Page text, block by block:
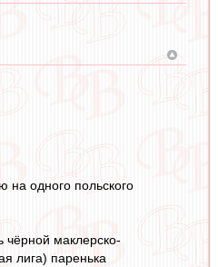
на одного польского
маклерско-
лига) паренька